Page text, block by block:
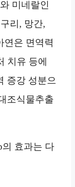
미네랄인
리, 망간,
연은 면역력
치유 등에
증강 성분으
조식물추출
효과는 다